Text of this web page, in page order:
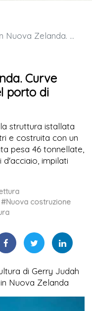
Curve eleganti per il Parco nel porto di Kaipara
Curve
porto di
struttura istallata
e costruita con un
pesa 46 tonnellate,
impilati
#Nuova costruzione
di Gerry Judah
Nuova Zelanda